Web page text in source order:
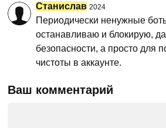
Станислав 2024
Периодически ненужные
останавливаю и блокирую,
безопасности, а просто для
чистоты в аккаунте.
Ваш комментарий